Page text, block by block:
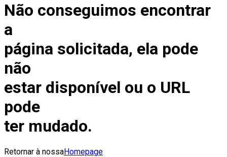
Não conseguimos encontrar
a
página solicitada, ela pode
não
estar disponível ou o URL
pode
ter mudado.
Retornar à nossaHomepage